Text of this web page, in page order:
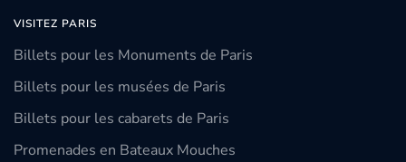
VISITEZ PARIS
Billets pour les Monuments de Paris
Billets pour les musées de Paris
Billets pour les cabarets de Paris
Promenades en Bateaux Mouches